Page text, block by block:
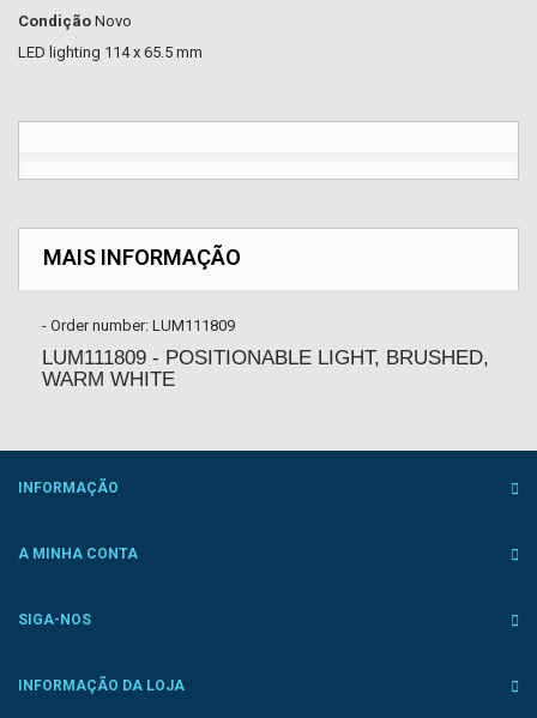
Condição Novo
LED lighting 114 x 65.5 mm
MAIS INFORMAÇÃO
- Order number: LUM111809
LUM111809 - POSITIONABLE LIGHT, BRUSHED,
WARM WHITE
INFORMAÇÃO
A MINHA CONTA
SIGA-NOS
INFORMAÇÃO DA LOJA